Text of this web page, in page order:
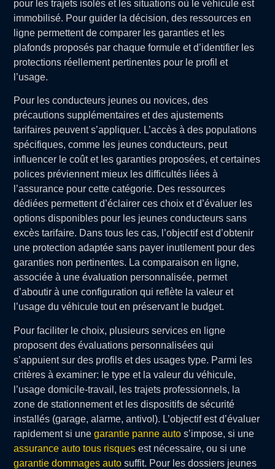
pour les trajets isolés et les situations où le véhicule est
immobilisé. Pour guider la décision, des ressources en
ligne permettent de comparer les garanties et les
plafonds proposés par chaque formule et d’identifier les
protections réellement pertinentes pour le profil et
l’usage.
Pour les conducteurs jeunes ou novices, des
précautions supplémentaires et des ajustements
tarifaires peuvent s’appliquer. L’accès à des populations
spécifiques, comme les jeunes conducteurs, peut
influencer le coût et les garanties proposées, et certaines
polices préviennent mieux les difficultés liées à
l’assurance pour cette catégorie. Des ressources
dédiées permettent d’éclairer ces choix et d’évaluer les
options disponibles pour les jeunes conducteurs sans
excès tarifaire. Dans tous les cas, l’objectif est d’obtenir
une protection adaptée sans payer inutilement pour des
garanties non pertinentes. La comparaison en ligne,
associée à une évaluation personnalisée, permet
d’aboutir à une configuration qui reflète la valeur et
l’usage du véhicule tout en préservant le budget.
Pour faciliter le choix, plusieurs services en ligne
proposent des évaluations personnalisées qui
s’appuient sur des profils et des usages type. Parmi les
critères à examiner: le type et la valeur du véhicule,
l’usage domicile-travail, les trajets professionnels, la
zone de stationnement et les dispositifs de sécurité
installés (garage, alarme, antivol). L’objectif est d’évaluer
rapidement si unegarantie panne auto s’impose, si une
assurance auto tous risques est nécessaire, ou si une
garantie dommages auto suffit. Pour les dossiers jeunes